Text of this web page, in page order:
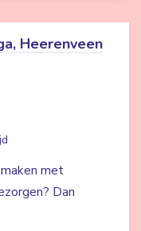
Heerenveen
met
Dan